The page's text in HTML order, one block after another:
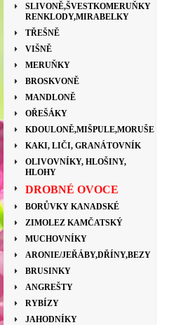
SLIVONĚ,ŠVESTKOMERUŇKY
RENKLODY,MIRABELKY
TŘEŠNĚ
VIŠNĚ
MERUŇKY
BROSKVONĚ
MANDLONĚ
OŘEŠÁKY
KDOULONĚ,MIŠPULE,MORUŠE
KAKI, LIČI, GRANÁTOVNÍK
OLIVOVNÍKY, HLOŠINY,
HLOHY
DROBNÉ OVOCE
BORŮVKY KANADSKÉ
ZIMOLEZ KAMČATSKÝ
MUCHOVNÍKY
ARONIE/JEŘÁBY,DŘÍNY,BEZY
BRUSINKY
ANGREŠTY
RYBÍZY
JAHODNÍKY